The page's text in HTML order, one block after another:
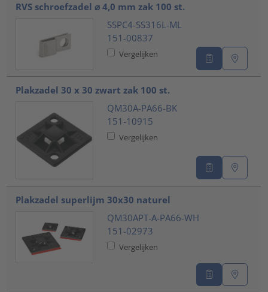
RVS schroefzadel ⌀ 4,0 mm zak 100 st.
SSPC4-SS316L-ML
151-00837
Vergelijken
Plakzadel 30 x 30 zwart zak 100 st.
QM30A-PA66-BK
151-10915
Vergelijken
Plakzadel superlijm 30x30 naturel
QM30APT-A-PA66-WH
151-02973
Vergelijken